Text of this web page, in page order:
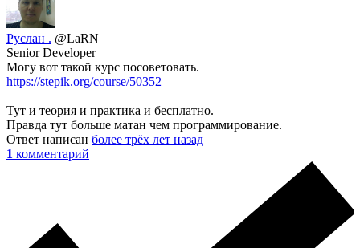
Руслан . @LaRN
Senior Developer
Могу вот такой курс посоветовать.
https://stepik.org/course/50352
Тут и теория и практика и бесплатно.
Правда тут больше матан чем программирование.
Ответ написан более трёх лет назад
1 комментарий